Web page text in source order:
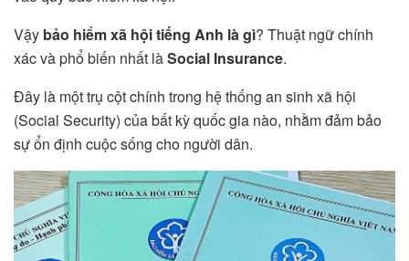
Vậy bảo hiểm xã hội tiếng Anh là gì? Thuật ngữ chính
xác và phổ biến nhất làSocial Insurance.
Đây là một trụ cột chính trong hệ thống an sinh xã hội
(Social Security) của bất kỳ quốc gia nào, nhằm đảm bảo
sự ổn định cuộc sống cho người dân.